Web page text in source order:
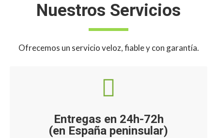
Nuestros Servicios
Ofrecemos un servicio veloz, fiable y con garantía.
Entregas en 24h-72h
(en España peninsular)